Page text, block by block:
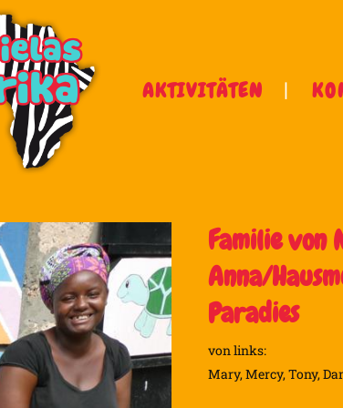
AKTIVITÄTEN
Familie von
Anna/
Paradies
von links:
Mary, Mercy, Tony,